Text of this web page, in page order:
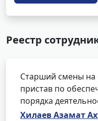
Реестр
Старший смены на
пристав по
порядка
Хилаев Азамат